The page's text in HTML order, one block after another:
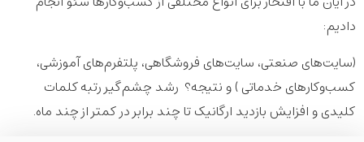
دادیم:
(سایت‌های صنعتی، سایت‌های فروشگاهی، پلتفرم‌های آموزشی،
کسب‌وکارهای خدماتی ) و نتیجه؟ رشد چشم‌گیر رتبه کلمات
کلیدی و افزایش بازدید ارگانیک تا چند برابر در کمتر از چند ماه.